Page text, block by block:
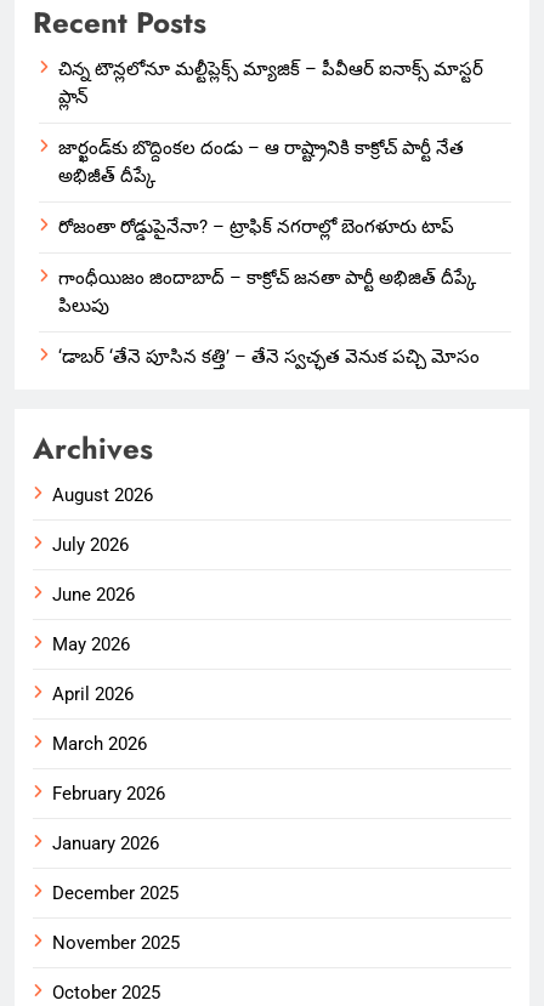
Recent Posts
చిన్న టౌన్లలోనూ మల్టీప్లెక్స్‌ మ్యాజిక్ – పీవీఆర్ ఐనాక్స్ మాస్టర్
ప్లాన్
జార్ఖండ్‌కు బొద్దింకల దండు – ఆ రాష్ట్రానికి కాక్రోచ్ పార్టీ నేత
అభిజీత్ దీప్కే
రోజంతా రోడ్డుపైనేనా? – ట్రాఫిక్ నగరాల్లో బెంగళూరు టాప్
గాంధీయిజం జిందాబాద్ – కాక్రోచ్ జనతా పార్టీ అభిజిత్ దీప్కే
పిలుపు
‘డాబర్ ‘తేనె పూసిన కత్తి’ – తేనె స్వచ్ఛత వెనుక పచ్చి మోసం
Archives
August 2026
July 2026
June 2026
May 2026
April 2026
March 2026
February 2026
January 2026
December 2025
November 2025
October 2025